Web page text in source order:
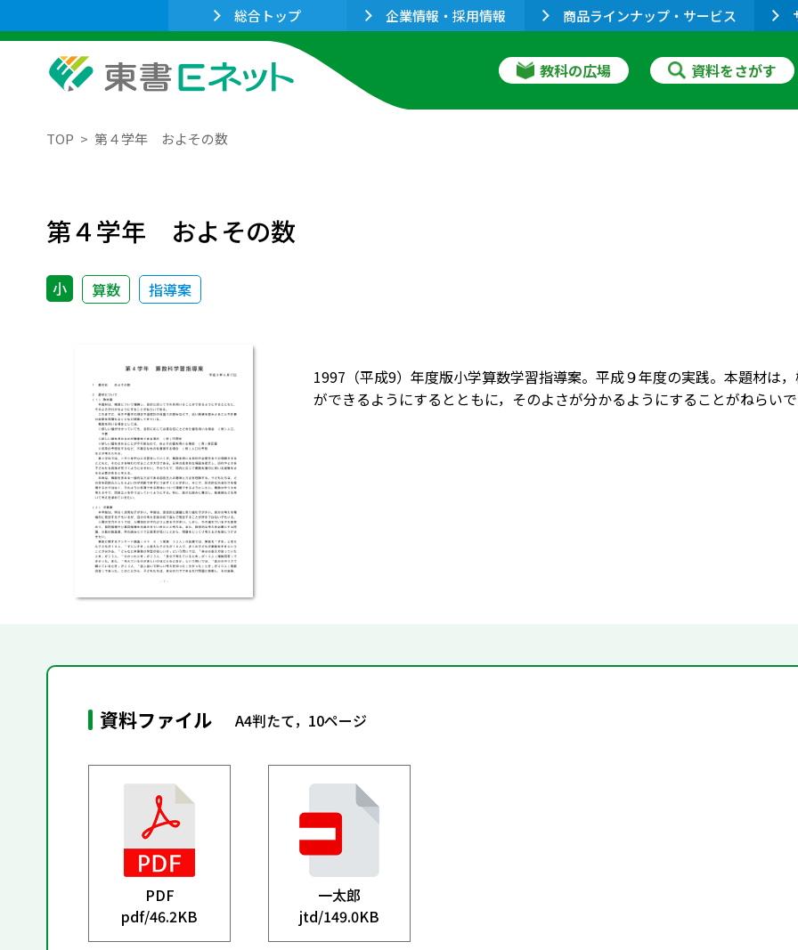
総合トップ 企業情報・採用情報 商品ラインナップ・サービス
教科の広場 資料をさがす
TOP 第４学年 およその数
第４学年 およその数
小 算数 指導案
1997（平成9）年度版小学算数学習指導案。平成９年度の実践。本題材は
ができるようにするとともに，そのよさが分かるようにすることがねらいで
資料ファイル A4判たて，10ページ
PDF
pdf/46.2KB
一太郎
jtd/149.0KB